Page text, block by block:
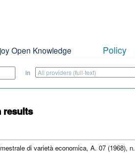
Open Knowledge Policy
in
results
di varietà economica, A. 07 (1968),